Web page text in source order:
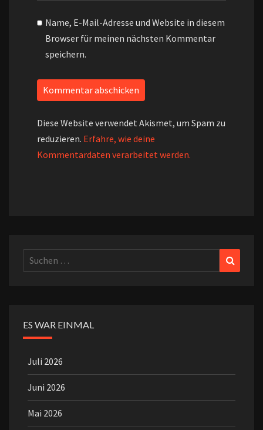
Name, E-Mail-Adresse und Website in diesem
Browser für meinen nächsten Kommentar
speichern.
Diese Website verwendet Akismet, um Spam zu
reduzieren. Erfahre, wie deine
Kommentardaten verarbeitet werden.
Suchen
nach:
ES WAR EINMAL
Juli 2026
Juni 2026
Mai 2026